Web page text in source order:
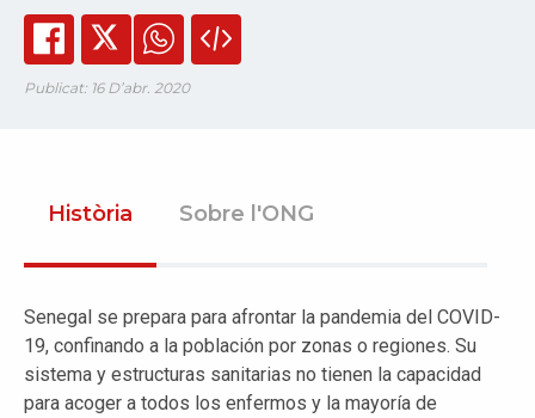
Publicat: 16 D’abr. 2020
Història Sobre l'ONG
Senegal se prepara para afrontar la pandemia del COVID-
19, confinando a la población por zonas o regiones. Su
sistema y estructuras sanitarias no tienen la capacidad
para acoger a todos los enfermos y la mayoría de